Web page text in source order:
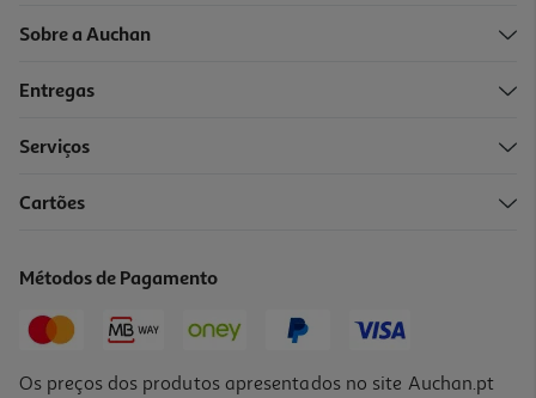
Sobre a Auchan
Entregas
Serviços
Cartões
Métodos de Pagamento
Os preços dos produtos apresentados no site Auchan.pt